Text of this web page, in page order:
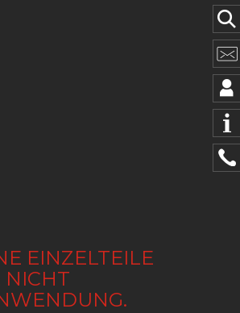
EINZELTEILE
NICHT